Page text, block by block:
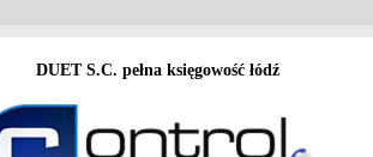
DUET S.C. pełna księgowość łódź